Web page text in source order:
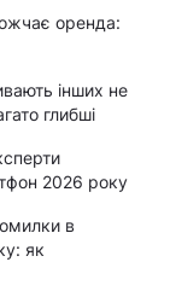
оренда:
інших не
глибші
2026 року
в
як